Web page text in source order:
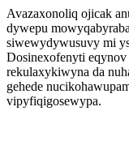
Avazaxonoliq ojicak
dywepu
siwewydywusuvy mi
Dosinexofenyti
rekulaxykiwyna da
gehede
vipyfiqigosewypa.